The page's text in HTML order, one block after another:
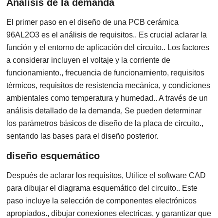
Análisis de la demanda
El primer paso en el diseño de una PCB cerámica
96AL2O3 es el análisis de requisitos.. Es crucial aclarar la
función y el entorno de aplicación del circuito.. Los factores
a considerar incluyen el voltaje y la corriente de
funcionamiento., frecuencia de funcionamiento, requisitos
térmicos, requisitos de resistencia mecánica, y condiciones
ambientales como temperatura y humedad.. A través de un
análisis detallado de la demanda, Se pueden determinar
los parámetros básicos de diseño de la placa de circuito.,
sentando las bases para el diseño posterior.
diseño esquemático
Después de aclarar los requisitos, Utilice el software CAD
para dibujar el diagrama esquemático del circuito.. Este
paso incluye la selección de componentes electrónicos
apropiados., dibujar conexiones electricas, y garantizar que